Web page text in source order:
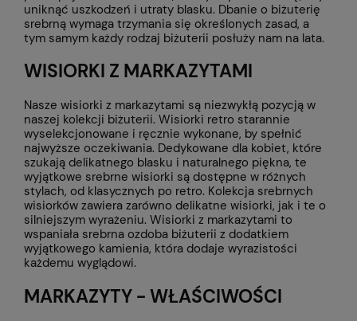
uniknąć uszkodzeń i utraty blasku. Dbanie o biżuterię
srebrną wymaga trzymania się określonych zasad, a
tym samym każdy rodzaj biżuterii posłuży nam na lata.
WISIORKI Z MARKAZYTAMI
Nasze wisiorki z markazytami są niezwykłą pozycją w
naszej kolekcji biżuterii. Wisiorki retro starannie
wyselekcjonowane i ręcznie wykonane, by spełnić
najwyższe oczekiwania. Dedykowane dla kobiet, które
szukają delikatnego blasku i naturalnego piękna, te
wyjątkowe srebrne wisiorki są dostępne w różnych
stylach, od klasycznych po retro. Kolekcja srebrnych
wisiorków zawiera zarówno delikatne wisiorki, jak i te o
silniejszym wyrażeniu. Wisiorki z markazytami to
wspaniała srebrna ozdoba biżuterii z dodatkiem
wyjątkowego kamienia, która dodaje wyrazistości
każdemu wyglądowi.
MARKAZYTY - WŁAŚCIWOŚCI